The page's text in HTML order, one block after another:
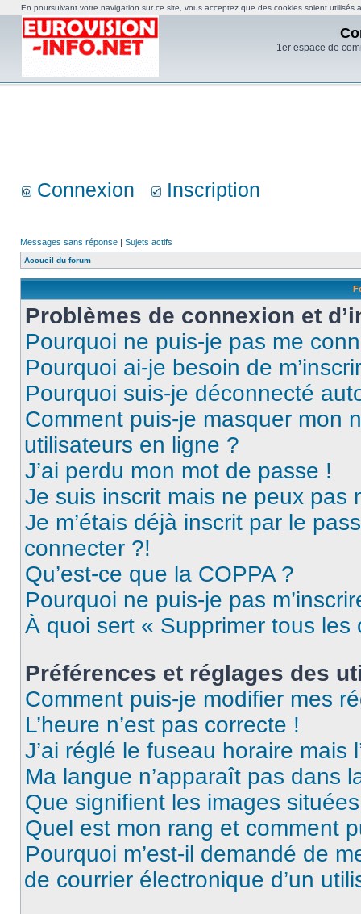
1er espace de
Connexion Inscription
Messages sans réponse | Sujets actifs
Accueil du forum
Problèmes de connexion et
Pourquoi ne puis-je pas me
Pourquoi ai-je besoin de
Pourquoi suis-je déconnecté
Comment puis-je masquer mon
utilisateurs en ligne ?
J’ai perdu mon mot de passe !
Je suis inscrit mais ne peux pas
Je m’étais déjà inscrit par le
connecter ?!
Qu’est-ce que la COPPA ?
Pourquoi ne puis-je pas
À quoi sert « Supprimer tous les
Préférences et réglages des
Comment puis-je modifier mes
L’heure n’est pas correcte !
J’ai réglé le fuseau horaire mais
Ma langue n’apparaît pas dans
Que signifient les images
Quel est mon rang et comment
Pourquoi m’est-il demandé de
de courrier électronique d’un
En poursuivant votre navigation sur ce site, vous acceptez que des cookies soient